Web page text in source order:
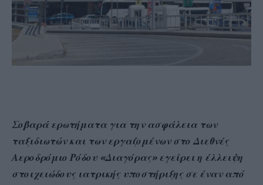
Σοβαρά ερωτήματα για την ασφάλεια των
ταξιδιωτών και των εργαζομένων στο Διεθνές
Αεροδρόμιο Ρόδου «Διαγόρας» εγείρει η έλλειψη
στοιχειώδους ιατρικής υποστήριξης σε έναν από